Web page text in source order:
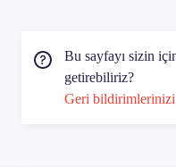
Bu sayfayı sizin
getirebiliriz?
Geri bildirimlerinizi